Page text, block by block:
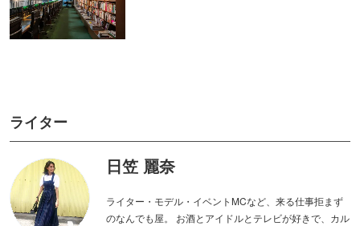
ライター
日笠 麗奈
ライター・モデル・イベントMCなど、来る仕事拒まず
のなんでも屋。 お酒とアイドルとテレビが好きで、カル